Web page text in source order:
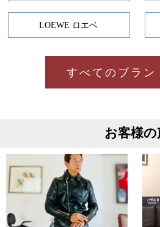
LOEWE ロエベ
すべてのブラン
お客様の